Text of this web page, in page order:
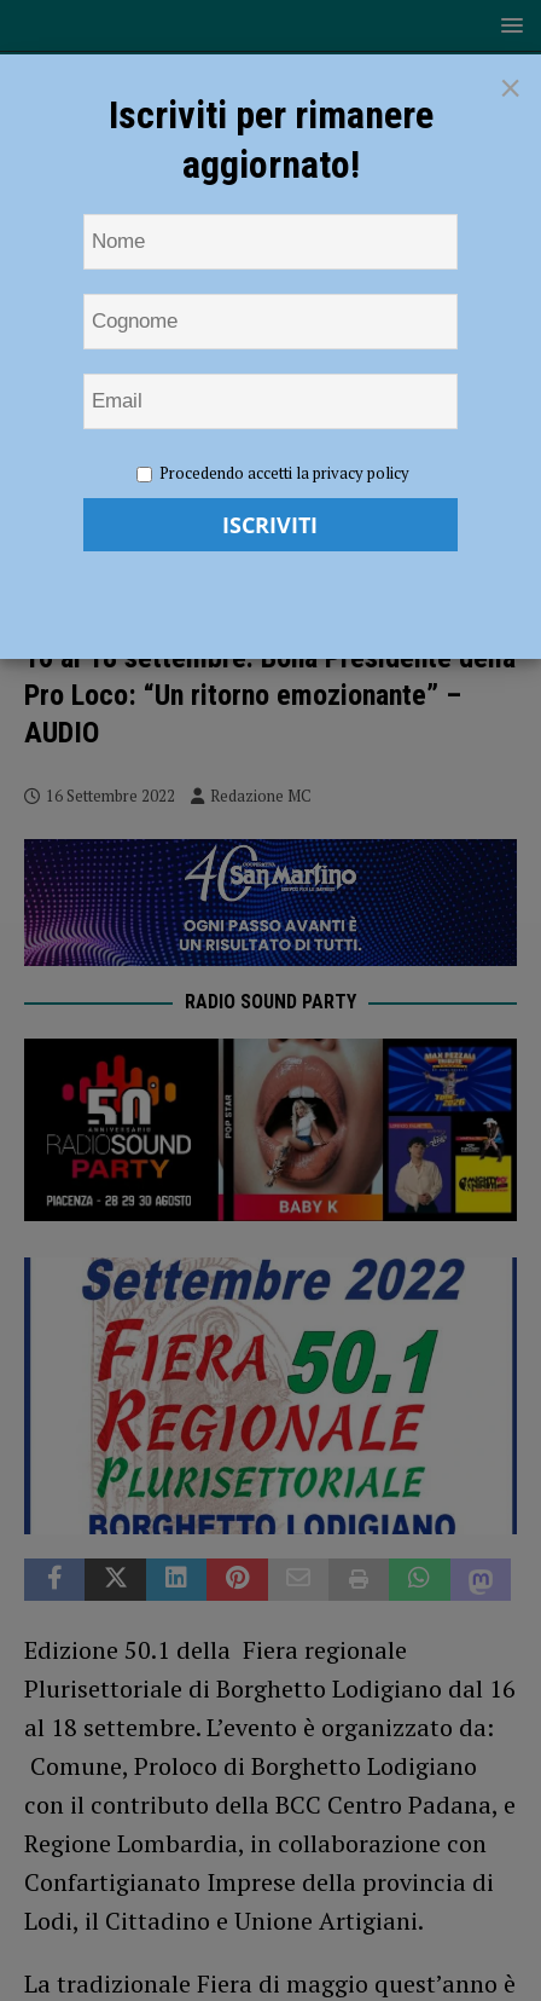
50.1 della Fiera regionale Plurisettoriale di Borghetto Lodigiano dal
16 al 18 settembre. Bonà Presidente della Pro Loco: “Un ritorno
16 al 18 settembre. Bonà Presidente della
Pro Loco: “Un ritorno emozionante” –
AUDIO
16 Settembre 2022 Redazione MC
RADIO SOUND PARTY
Edizione 50.1 della Fiera regionale
Plurisettoriale di Borghetto Lodigiano dal 16
al 18 settembre. L’evento è organizzato da:
Comune, Proloco di Borghetto Lodigiano
con il contributo della BCC Centro Padana, e
Regione Lombardia, in collaborazione con
Confartigianato Imprese della provincia di
Lodi, il Cittadino e Unione Artigiani.
La tradizionale Fiera di maggio quest’anno è
×
Iscriviti per rimanere
aggiornato!
Procedendo accetti la privacy policy